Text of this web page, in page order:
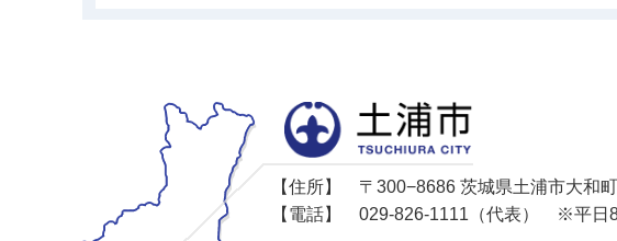
【住所】
〒300−8686 茨城県土浦市大和
【電話】
029-826-1111（代表） ※平日